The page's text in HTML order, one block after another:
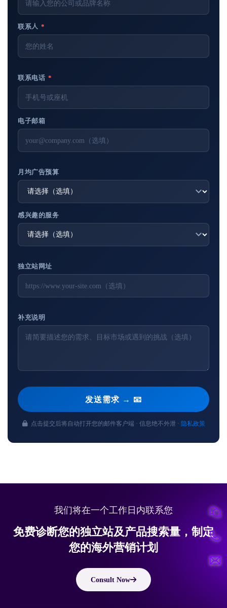
联系人 *
联系电话 *
电子邮箱
月均广告预算
感兴趣的服务
独立站网址
补充说明
发送需求 → 📧
点击提交后将自动打开您的邮件客户端 · 信息绝不外泄 · 隐私政策
我们将在一个工作日内联系您
免费诊断您的独立站及产品搜索量，制定
您的海外营销计划
Consult Now